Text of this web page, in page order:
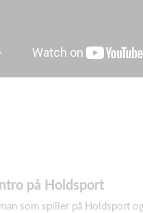
på Holdsport
som spiller på Holdsport